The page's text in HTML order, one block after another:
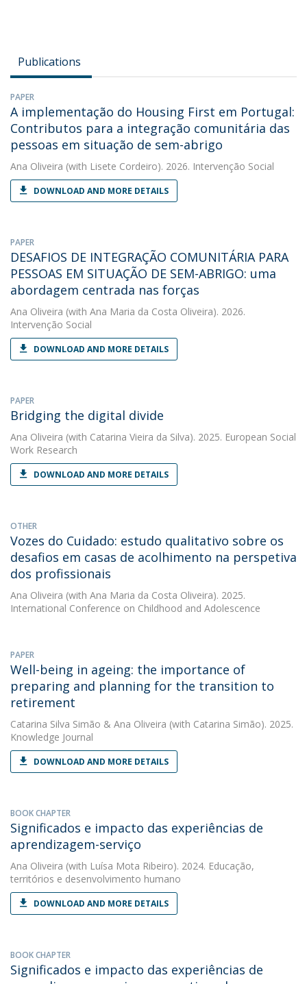
Publications
PAPER
A implementação do Housing First em Portugal:
Contributos para a integração comunitária das
pessoas em situação de sem-abrigo
Ana Oliveira (with Lisete Cordeiro). 2026. Intervenção Social
DOWNLOAD AND MORE DETAILS
PAPER
DESAFIOS DE INTEGRAÇÃO COMUNITÁRIA PARA
PESSOAS EM SITUAÇÃO DE SEM-ABRIGO: uma
abordagem centrada nas forças
Ana Oliveira (with Ana Maria da Costa Oliveira). 2026.
Intervenção Social
DOWNLOAD AND MORE DETAILS
PAPER
Bridging the digital divide
Ana Oliveira (with Catarina Vieira da Silva). 2025. European Social
Work Research
DOWNLOAD AND MORE DETAILS
OTHER
Vozes do Cuidado: estudo qualitativo sobre os
desafios em casas de acolhimento na perspetiva
dos profissionais
Ana Oliveira (with Ana Maria da Costa Oliveira). 2025.
International Conference on Childhood and Adolescence
PAPER
Well-being in ageing: the importance of
preparing and planning for the transition to
retirement
Catarina Silva Simão & Ana Oliveira (with Catarina Simão). 2025.
Knowledge Journal
DOWNLOAD AND MORE DETAILS
BOOK CHAPTER
Significados e impacto das experiências de
aprendizagem-serviço
Ana Oliveira (with Luísa Mota Ribeiro). 2024. Educação,
territórios e desenvolvimento humano
DOWNLOAD AND MORE DETAILS
BOOK CHAPTER
Significados e impacto das experiências de